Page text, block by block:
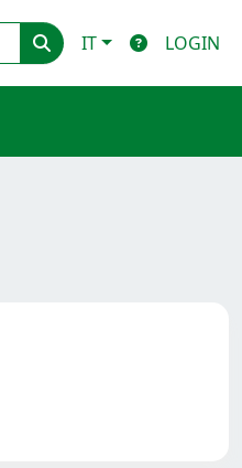
IT LOGIN